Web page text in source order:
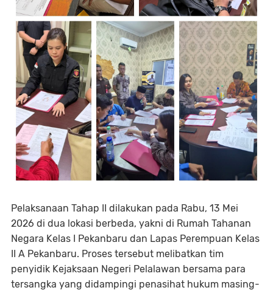
Pelaksanaan Tahap II dilakukan pada Rabu, 13 Mei
2026 di dua lokasi berbeda, yakni di Rumah Tahanan
Negara Kelas I Pekanbaru dan Lapas Perempuan Kelas
II A Pekanbaru. Proses tersebut melibatkan tim
penyidik Kejaksaan Negeri Pelalawan bersama para
tersangka yang didampingi penasihat hukum masing-